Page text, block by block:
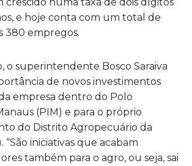
e hoje conta com um total de
380 empregos.
o superintendente Bosco Saraiva
de novos investimentos
empresa dentro do Polo
(PIM) e para o próprio
do Distrito Agropecuário da
“São iniciativas que acabam
também para o agro, ou seja, sai